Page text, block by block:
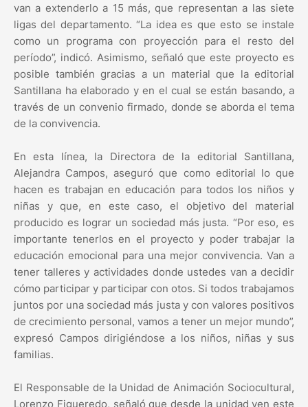
van a extenderlo a 15 más, que representan a las siete
ligas del departamento. “La idea es que esto se instale
como un programa con proyección para el resto del
período”, indicó. Asimismo, señaló que este proyecto es
posible también gracias a un material que la editorial
Santillana ha elaborado y en el cual se están basando, a
través de un convenio firmado, donde se aborda el tema
de la convivencia.
En esta línea, la Directora de la editorial Santillana,
Alejandra Campos, aseguró que como editorial lo que
hacen es trabajan en educación para todos los niños y
niñas y que, en este caso, el objetivo del material
producido es lograr un sociedad más justa. “Por eso, es
importante tenerlos en el proyecto y poder trabajar la
educación emocional para una mejor convivencia. Van a
tener talleres y actividades donde ustedes van a decidir
cómo participar y participar con otos. Si todos trabajamos
juntos por una sociedad más justa y con valores positivos
de crecimiento personal, vamos a tener un mejor mundo”,
expresó Campos dirigiéndose a los niños, niñas y sus
familias.
El Responsable de la Unidad de Animación Sociocultural,
Lorenzo Figueredo, señaló que desde la unidad ven este